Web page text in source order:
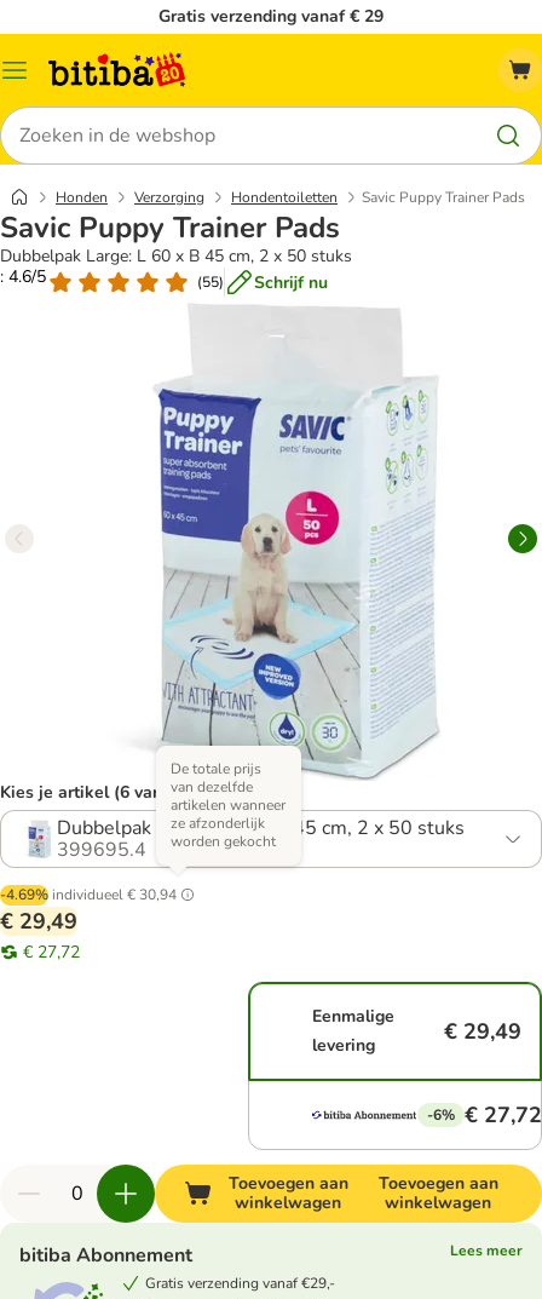
Gratis verzending vanaf € 29
Catalogusmenu
Zoeken
Honden Verzorging Hondentoiletten Savic Puppy Trainer Pads
Savic Puppy Trainer Pads
Dubbelpak Large: L 60 x B 45 cm, 2 x 50 stuks
: 4.6/5
(55) Schrijf nu
Kies je artikel (6 varianten)
Dubbelpak Large: L 60 x B 45 cm, 2 x 50 stuks
399695.4
-4.69% individueel€ 30,94
De totale prijs
van dezelfde
artikelen wanneer
ze afzonderlijk
worden gekocht
€ 29,49
€ 27,72
Eenmalige
levering
€ 29,49
-6% € 27,72
Toevoegen aan
winkelwagen
Toevoegen aan
winkelwagen
bitiba Abonnement
Lees meer
Gratis verzending vanaf €29,-